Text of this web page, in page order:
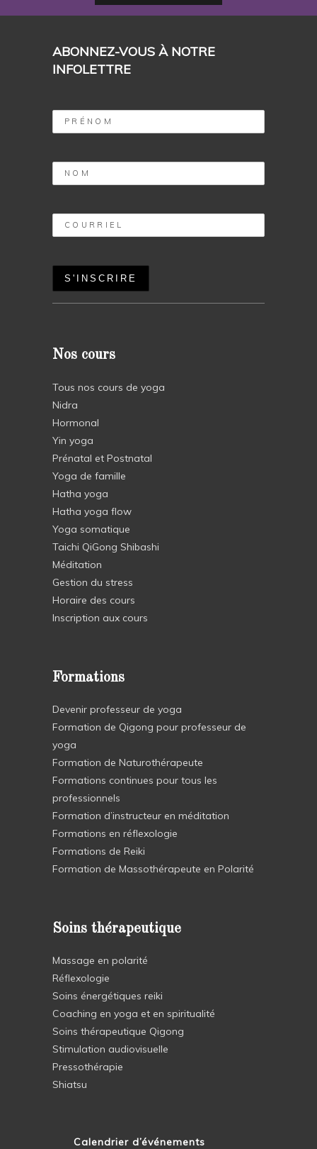
ABONNEZ-VOUS À NOTRE
INFOLETTRE
Nos cours
Tous nos cours de yoga
Nidra
Hormonal
Yin yoga
Prénatal et Postnatal
Yoga de famille
Hatha yoga
Hatha yoga flow
Yoga somatique
Taichi QiGong Shibashi
Méditation
Gestion du stress
Horaire des cours
Inscription aux cours
Formations
Devenir professeur de yoga
Formation de Qigong pour professeur de
yoga
Formation de Naturothérapeute
Formations continues pour tous les
professionnels
Formation d’instructeur en méditation
Formations en réflexologie
Formations de Reiki
Formation de Massothérapeute en Polarité
Soins thérapeutique
Massage en polarité
Réflexologie
Soins énergétiques reiki
Coaching en yoga et en spiritualité
Soins thérapeutique Qigong
Stimulation audiovisuelle
Pressothérapie
Shiatsu
Calendrier d’événements